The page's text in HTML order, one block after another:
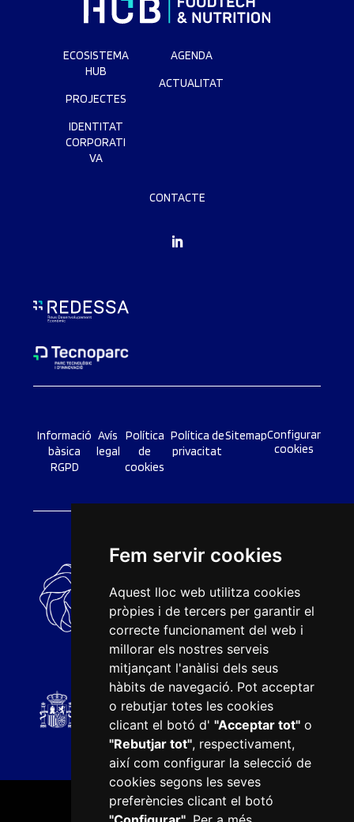
Fem servir cookies
Aquest lloc web utilitza cookies
pròpies i de tercers per garantir el
correcte funcionament del web i
millorar els nostres serveis
mitjançant l'anàlisi dels seus
hàbits de navegació. Pot acceptar
o rebutjar totes les cookies
clicant el botó d' "Acceptar tot"o
"Rebutjar tot", respectivament,
així com configurar la selecció de
cookies segons les seves
preferències clicant el botó
ECOSISTEMA
HUB
PROJECTES
IDENTITAT
CORPORATI
VA
AGENDA
ACTUALITAT
CONTACTE
Informació
bàsica
RGPD
Avís
legal
Política
de
cookies
Política de
privacitat
SitemapConfigurar
cookies